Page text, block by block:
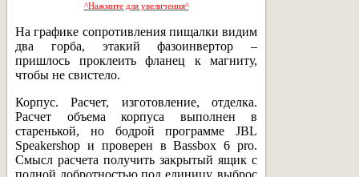
^Нажмите для увеличения^
На графике сопротивления пищалки видим
два горба, этакий фазоинвертор –
пришлось проклеить фланец к магниту,
чтобы не свистело.
Корпус. Расчет, изготовление, отделка.
Расчет объема корпуса выполнен в
старенькой, но бодрой программе JBL
Speakershop и проверен в Bassbox 6 pro.
Смысл расчета получить закрытый ящик с
полной добротностью под единицу, выброс